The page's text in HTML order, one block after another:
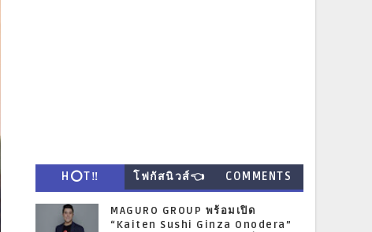
H⭕T‼ โฟกัสนิวส์👈 COMMENTS
MAGURO GROUP พร้อมเปิด
“Kaiten Sushi Ginza Onodera”